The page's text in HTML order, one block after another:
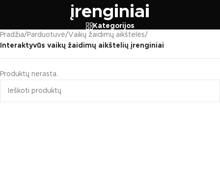
įrenginiai
Kategorijos
Pradžia/ Parduotuvė/Vaikų žaidimų aikštelės/
Interaktyvūs vaikų žaidimų aikštelių įrenginiai
Produktų nerasta.